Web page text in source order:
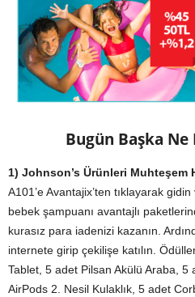
Bugün Başka
1) Johnson’s Ürünleri Muhteşem
A101’e Avantajix’ten tıklayarak
bebek şampuanı avantajlı
kurasız para iadenizi kazanın.
internete girip çekilişe katılın.
Tablet, 5 adet Pilsan Akülü Araba,
AirPods 2. Nesil Kulaklık, 5 adet